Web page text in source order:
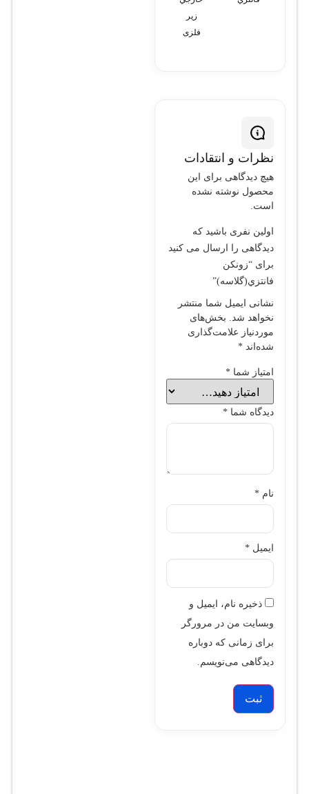
زير
فلزی
نظرات و انتقادات
هیچ دیدگاهی برای این
محصول نوشته نشده
است.
اولین نفری باشید که
دیدگاهی را ارسال می کنید
برای “زونكن
فانتزي(گلاسه)”
نشانی ایمیل شما منتشر
نخواهد شد. بخش‌های
موردنیاز علامت‌گذاری
شده‌اند *
امتیاز شما *
دیدگاه شما *
نام *
ایمیل *
ذخیره نام، ایمیل و
وبسایت من در مرورگر
برای زمانی که دوباره
دیدگاهی می‌نویسم.